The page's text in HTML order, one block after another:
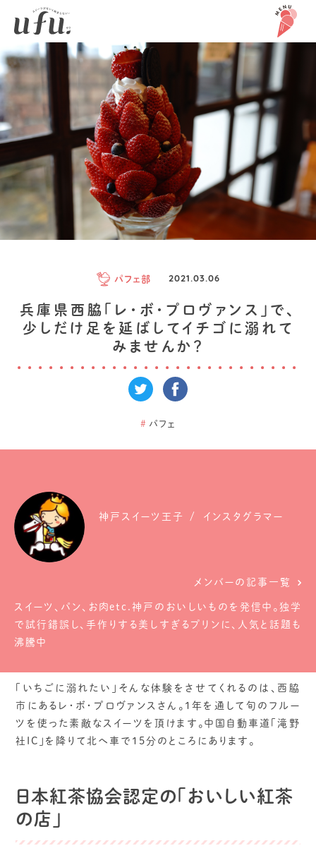
パフェ部 2021.03.06
兵庫県西脇「レ・ボ・プロヴァンス」で、
少しだけ足を延ばしてイチゴに溺れて
みませんか？
# パフェ
神戸スイーツ王子 インスタグラマー
メンバーの記事一覧
スイーツ、パン、お肉etc.神戸のおいしいものを発信中。独学
で試行錯誤し、手作りする美しすぎるプリンに、人気と話題も
沸騰中
「いちごに溺れたい」そんな体験をさせてくれるのは、西脇
市にあるレ・ボ・プロヴァンスさん。1年を通して旬のフルー
ツを使った素敵なスイーツを頂けます。中国自動車道「滝野
社IC」を降りて北へ車で15分のところにあります。
日本紅茶協会認定の「おいしい紅茶
の店」